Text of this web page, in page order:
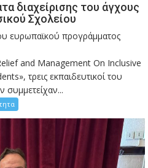
διαχείρισης του άγχους
Σχολείου
ευρωπαϊκού προγράμματος
and Management On Inclusive
τρεις εκπαιδευτικοί του